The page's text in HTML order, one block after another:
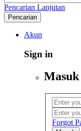
Pencarian Lanjutan
Pencarian
Akun
Sign in
Masuk
Forgot